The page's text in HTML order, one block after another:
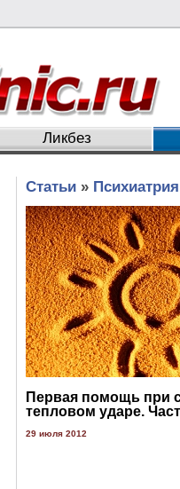
Ликбез
Статьи»
Первая помощь при
тепловом ударе.
29 июля 2012